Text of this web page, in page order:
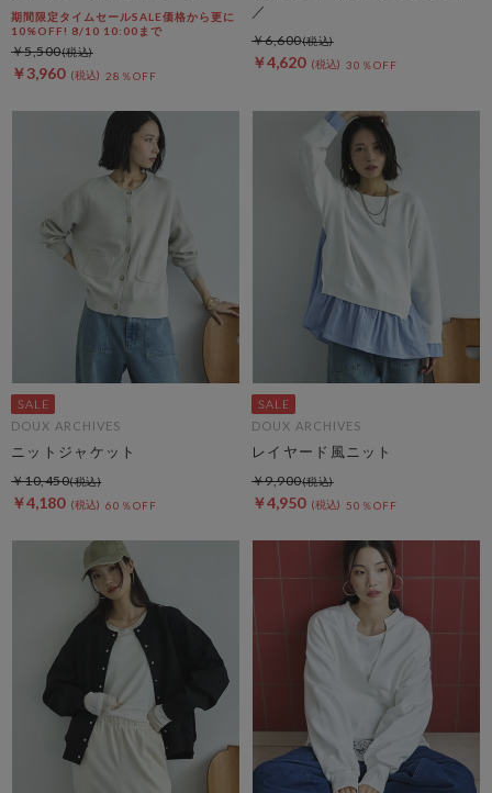
期間限定タイムセールSALE価格から更に
10%OFF! 8/10 10:00まで
￥3,960 28％OFF
￥5,500
／
￥4,620 30％OFF
￥6,600
DOUX ARCHIVES
ニットジャケット
￥4,180 60％OFF
￥10,450
DOUX ARCHIVES
レイヤード風ニット
￥4,950 50％OFF
￥9,900